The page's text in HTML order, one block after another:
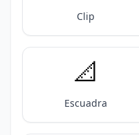
Clip
📐
Escuadra